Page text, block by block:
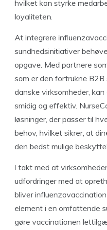
hvilket kan styrke
loyaliteten.
At integrere
sundhedsinitiativer
opgave. Med partnere
som er den fortrukne
danske virksomheder,
smidig og effektiv.
løsninger, der passer til
behov, hvilket sikrer, at
den bedst mulige
I takt med at
udfordringer med at
bliver
element i en omfattende
gøre vaccinationen